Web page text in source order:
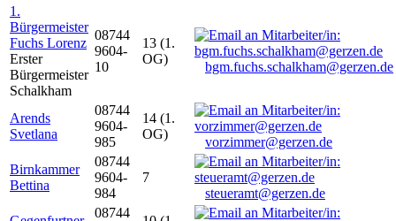
1.
Bürgermeister
Fuchs Lorenz
Erster
Bürgermeister
Schalkham
08744
9604-
10
13 (1.
OG)
bgm.fuchs.schalkham@gerzen.de
Arends
Svetlana
08744
9604-
985
14 (1.
OG)
vorzimmer@gerzen.de
Birnkammer
Bettina
08744
9604-
984
7
steueramt@gerzen.de
08744